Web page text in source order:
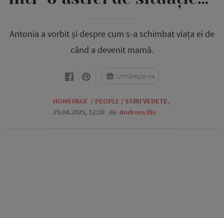
Antonia a vorbit și despre cum s-a schimbat viața ei de
când a devenit mamă.
HOMEPAGE / PEOPLE / STIRI VEDETE,
29.04.2025, 12:20 de Andreea Ilie
Urmărește-ne